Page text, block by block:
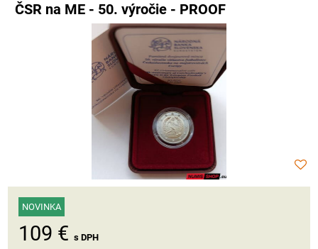
ČSR na ME - 50. výročie - PROOF
NOVINKA
109 € s DPH